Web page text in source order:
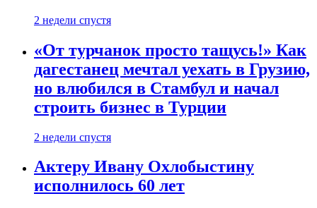
2 недели спустя
«От турчанок просто тащусь!» Как
дагестанец мечтал уехать в Грузию,
но влюбился в Стамбул и начал
строить бизнес в Турции
2 недели спустя
Актеру Ивану Охлобыстину
исполнилось 60 лет